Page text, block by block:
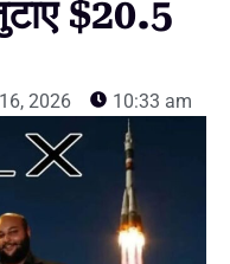
$20.5
2026 10:33 am